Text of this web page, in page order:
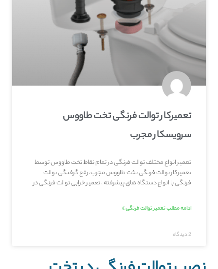
تعمیرکار توالت فرنگی تخت طاووس
سرویسکار مجرب
تعمیر انواع مختلف توالت فرنگی در تمام نقاط تخت طاووس توسط
تعمیرکار توالت فرنگی تخت طاووس مجرب، رفع گرفتگی توالت
فرنگی با انواع دستگاه های پیشرفته ، تعمیر خرابی توالت فرنگی در
ادامه مطلب تعمیر توالت فرنگی »
2 دیدگاه